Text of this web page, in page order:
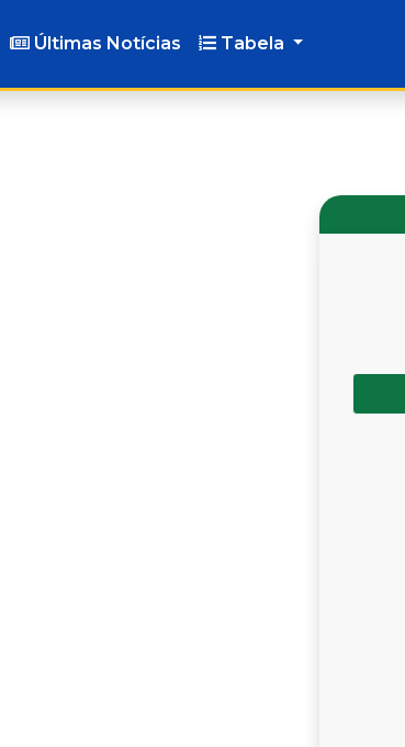
Últimas Notícias Tabela